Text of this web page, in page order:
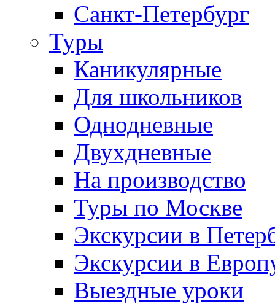
Санкт-Петербург
Туры
Каникулярные
Для школьников
Однодневные
Двухдневные
На производство
Туры по Москве
Экскурсии в
Экскурсии в
Выездные уроки